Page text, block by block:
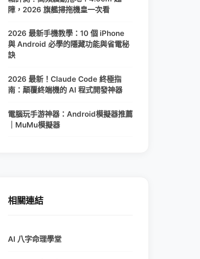
障，2026 旗艦掃拖機皇一次看
2026 最新手機教學：10 個 iPhone
與 Android 必學的隱藏功能與省電秘
訣
2026 最新！Claude Code 終極指
南：顛覆終端機的 AI 程式開發神器
電腦玩手游神器：Android模擬器推薦
｜MuMu模擬器
相關連結
AI 八字命理學堂